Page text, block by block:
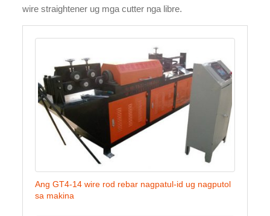
wire straightener ug mga cutter nga libre.
Ang GT4-14 wire rod rebar nagpatul-id ug nagputol
sa makina